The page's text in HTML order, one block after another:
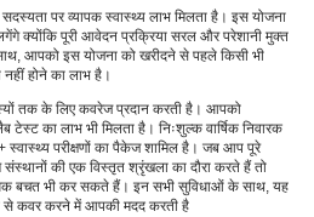
पर व्यापक स्वास्थ्य लाभ मिलता है। इस योजना
क्योंकि पूरी आवेदन प्रक्रिया सरल और परेशानी मुक्त
आपको इस योजना को खरीदने से पहले किसी भी
होने का लाभ है।
तक के लिए कवरेज प्रदान करती है। आपको
का लाभ भी मिलता है। निःशुल्क वार्षिक निवारक
परीक्षणों का पैकेज शामिल है। जब आप पूरे
की एक विस्तृत श्रृंखला का दौरा करते हैं तो
बचत भी कर सकते हैं। इन सभी सुविधाओं के साथ, यह
से कवर करने में आपकी मदद करती है